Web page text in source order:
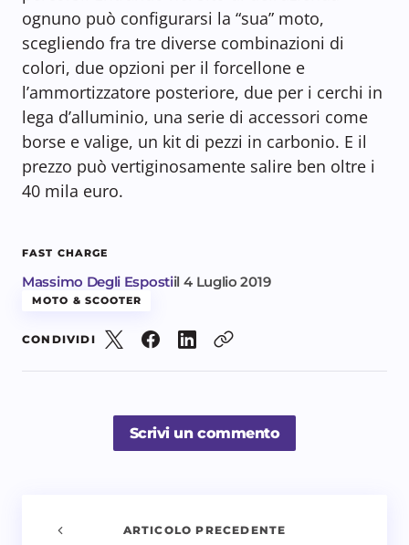
ognuno può configurarsi la “sua” moto,
scegliendo fra tre diverse combinazioni di
colori, due opzioni per il forcellone e
l’ammortizzatore posteriore, due per i cerchi in
lega d’alluminio, una serie di accessori come
borse e valige, un kit di pezzi in carbonio. E il
prezzo può vertiginosamente salire ben oltre i
40 mila euro.
FAST CHARGE
Massimo Degli Espostiil 4 Luglio 2019
MOTO & SCOOTER
CONDIVIDI
Scrivi un commento
ARTICOLO PRECEDENTE